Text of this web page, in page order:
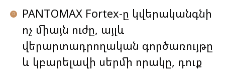
PANTOMAX Fortex-ը կվերականգնի
ոչ միայն ուժը, այլև
վերարտադրողական գործառույթը
և կբարելավի սերմի որակը, դուք